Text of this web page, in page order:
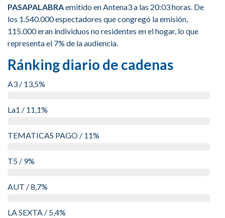
PASAPALABRAemitido en Antena3 a las 20:03 horas. De
los 1.540.000 espectadores que congregó la emisión,
115.000 eran individuos no residentes en el hogar, lo que
representa el 7% de la audiencia.
Ránking diario de cadenas
A3 / 13,5%
La1 / 11,1%
TEMATICAS PAGO / 11%
T5 / 9%
AUT / 8,7%
LA SEXTA / 5,4%